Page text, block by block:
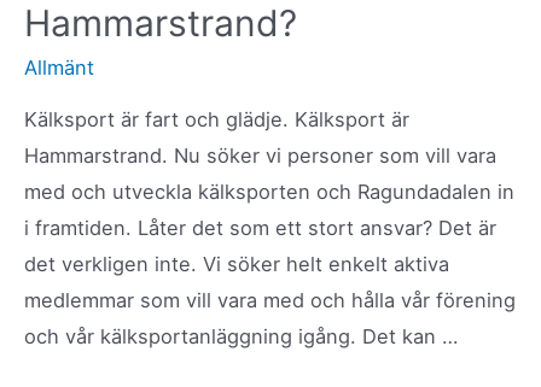
Hammarstrand?
Allmänt
Kälksport är fart och glädje. Kälksport är
Hammarstrand. Nu söker vi personer som vill vara
med och utveckla kälksporten och Ragundadalen in
i framtiden. Låter det som ett stort ansvar? Det är
det verkligen inte. Vi söker helt enkelt aktiva
medlemmar som vill vara med och hålla vår förening
och vår kälksportanläggning igång. Det kan …